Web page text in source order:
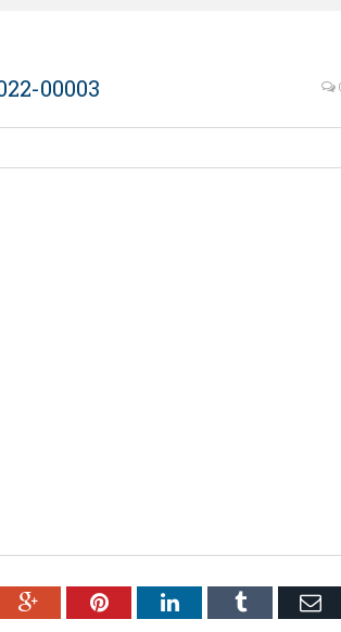
00003
Google+PinterestLinkedInTumblr